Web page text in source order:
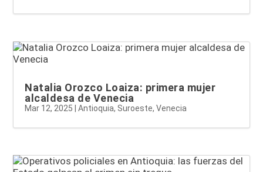
Natalia Orozco Loaiza: primera mujer
alcaldesa de Venecia
Mar 12, 2025 |Antioquia, Suroeste,Venecia